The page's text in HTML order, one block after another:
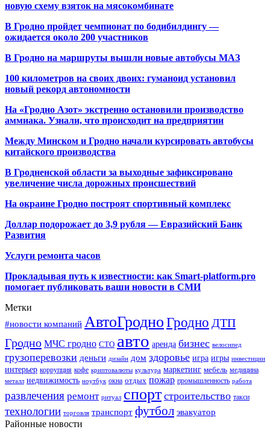
новую схему взяток на мясокомбинате
В Гродно пройдет чемпионат по бодибилдингу —
ожидается около 200 участников
В Гродно на маршруты вышли новые автобусы МАЗ
100 километров на своих двоих: гуманоид установил
новый рекорд автономности
На «Гродно Азот» экстренно остановили производство
аммиака. Узнали, что происходит на предприятии
Между Минском и Гродно начали курсировать автобусы
китайского производства
В Гродненской области за выходные зафиксировано
увеличение числа дорожных происшествий
На окраине Гродно построят спортивный комплекс
Доллар подорожает до 3,9 рубля — Евразийский Банк
Развития
Услуги ремонта часов
Прокладывая путь к известности: как Smart-platform.pro
помогает публиковать ваши новости в СМИ
Метки
#новости компаний АвтоГродноГродно ДТП
Гродно МЧС гродно СТО авто аренда бизнес велосипед
грузоперевозки деньги дизайн дом здоровье игра игры инвестиции
интерьер коррупция кофе криптовалюты культура маркетинг мебель медицина
металл недвижимость ноутбук окна отдых пожар промышленность работа
развлечения ремонт ритуал спорт строительство такси
технологии торговля транспорт футбол эвакуатор
Районные новости